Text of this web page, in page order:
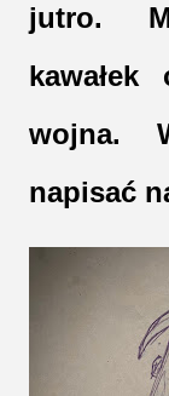
jutro.
wojna.
napisać